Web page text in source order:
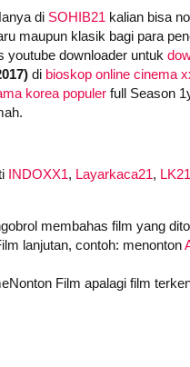
di SOHIB21 kalian bisa
maupun klasik bagi para
youtube downloader untuk
di bioskop online cinema
korea populer full Season
INDOXX1, Layarkaca21, LK21
membahas film yang
lanjutan, contoh: menonton
Film apalagi film